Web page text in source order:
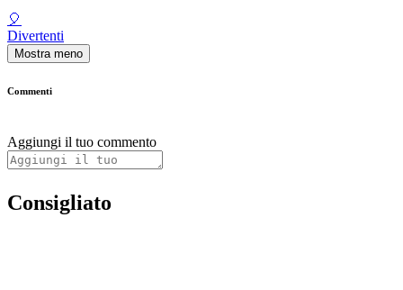
🎈
Divertenti
Mostra meno
Commenti
Aggiungi il tuo commento
Consigliato